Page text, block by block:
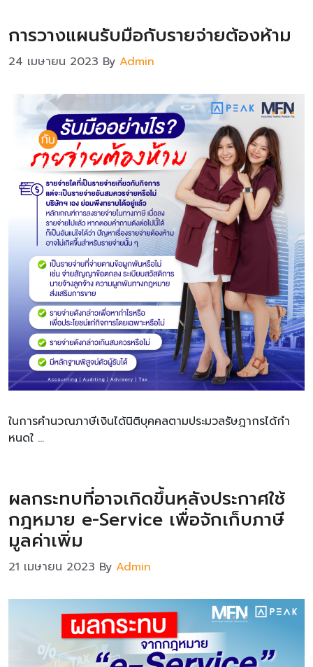
การวางแผนรับมือกับรายจ่ายต้องห้าม
24 เมษายน 2023 By Admin
ในการคำนวณภาษีเงินได้นิติบุคคลตามประมวลรัษฎากรได้กำ
หนดใ …
ผลกระทบที่อาจเกิดขึ้นหลังประกาศใช้
กฎหมาย e-Service เพื่อจักเก็บภาษี
มูลค่าเพิ่ม
21 เมษายน 2023 By Admin